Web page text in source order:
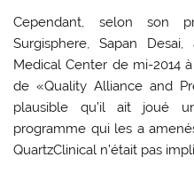
Cependant, selon son
Surgisphere, Sapan
Medical Center de mi-2014
de «Quality Alliance and
plausible qu’il ait joué
programme qui les a
QuartzClinical n’était pas